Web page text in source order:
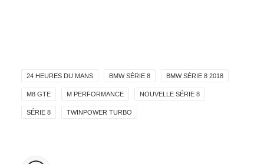
24 HEURES DU MANS BMW SÉRIE 8 BMW SÉRIE 8 2018
M8 GTE M PERFORMANCE NOUVELLE SÉRIE 8
SÉRIE 8 TWINPOWER TURBO